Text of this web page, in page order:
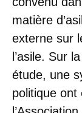
matière
externe sur
l’asile. Sur
étude, une
politique ont